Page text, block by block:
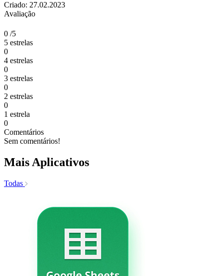
Criado: 27.02.2023
Avaliação
0 /5
5 estrelas
0
4 estrelas
0
3 estrelas
0
2 estrelas
0
1 estrela
0
Comentários
Sem comentários!
Mais Aplicativos
Todas